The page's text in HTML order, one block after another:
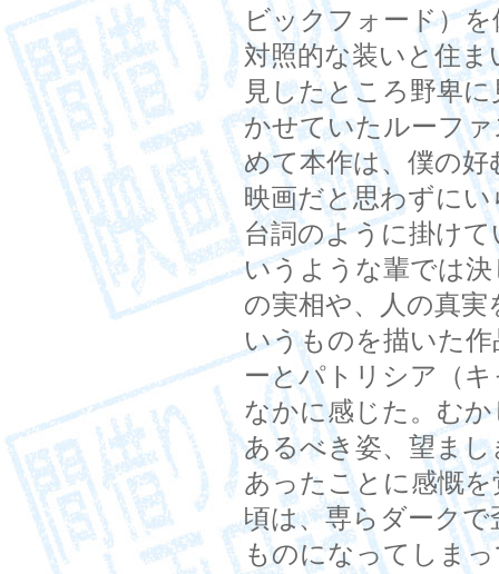
ビックフォード）
対照的な装いと住
見したところ野卑
かせていたルーフ
めて本作は、僕の
映画だと思わずに
台詞のように掛け
いうような輩では
の実相や、人の真実
いうものを描いた
ーとパトリシア（
なかに感じた。む
あるべき姿、望ま
あったことに感慨
頃は、専らダーク
ものになってしま